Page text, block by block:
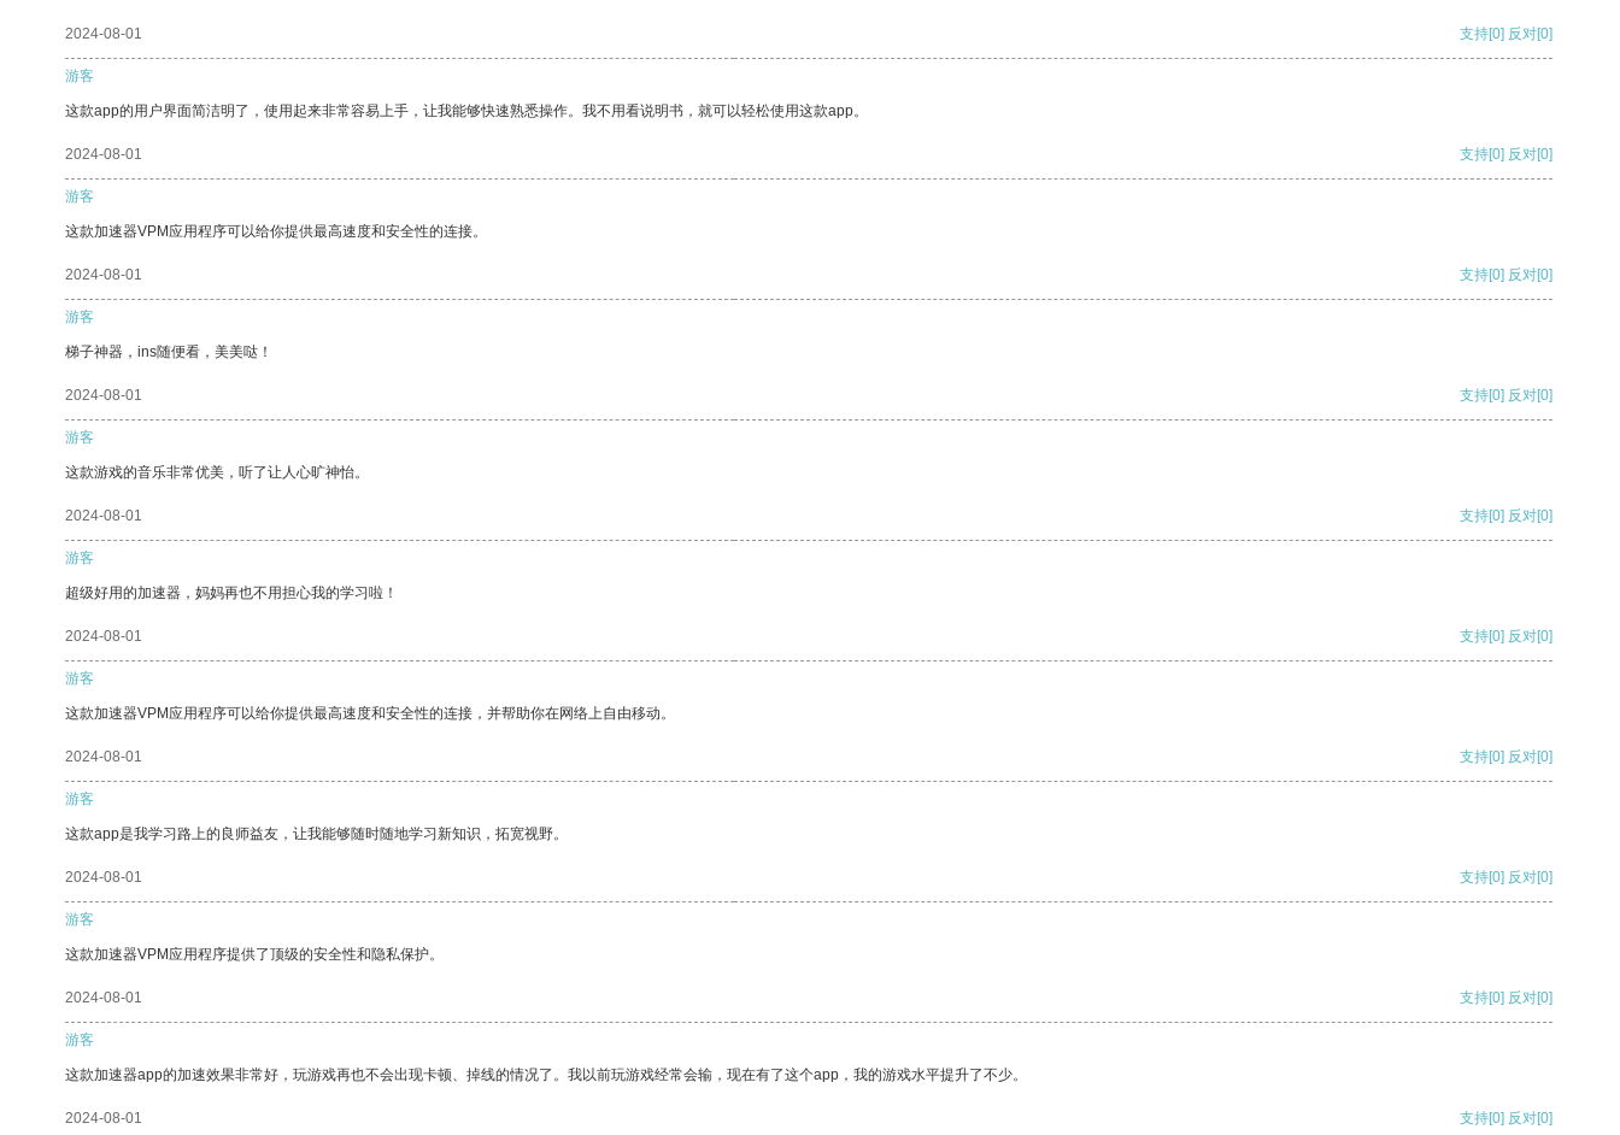
2024-08-01 支持[0] 反对[0]
游客
这款app的用户界面简洁明了，使用起来非常容易上手，让我能够快速熟悉操作。我不用看说明书，就可以轻松使用这款app。
2024-08-01 支持[0] 反对[0]
游客
这款加速器VPM应用程序可以给你提供最高速度和安全性的连接。
2024-08-01 支持[0] 反对[0]
游客
梯子神器，ins随便看，美美哒！
2024-08-01 支持[0] 反对[0]
游客
这款游戏的音乐非常优美，听了让人心旷神怡。
2024-08-01 支持[0] 反对[0]
游客
超级好用的加速器，妈妈再也不用担心我的学习啦！
2024-08-01 支持[0] 反对[0]
游客
这款加速器VPM应用程序可以给你提供最高速度和安全性的连接，并帮助你在网络上自由移动。
2024-08-01 支持[0] 反对[0]
游客
这款app是我学习路上的良师益友，让我能够随时随地学习新知识，拓宽视野。
2024-08-01 支持[0] 反对[0]
游客
这款加速器VPM应用程序提供了顶级的安全性和隐私保护。
2024-08-01 支持[0] 反对[0]
游客
这款加速器app的加速效果非常好，玩游戏再也不会出现卡顿、掉线的情况了。我以前玩游戏经常会输，现在有了这个app，我的游戏水平提升了不少。
2024-08-01 支持[0] 反对[0]